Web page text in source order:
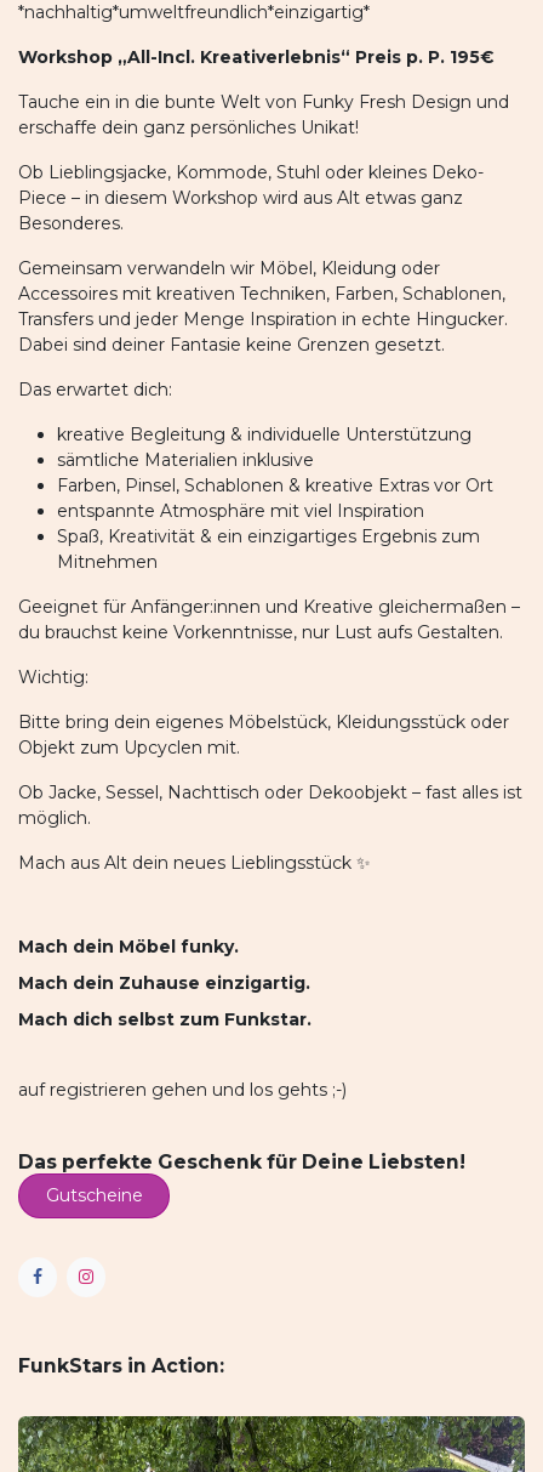
*nachhaltig*umweltfreundlich*einzigartig*
Workshop „All-Incl. Kreativerlebnis“ Preis p. P. 195€
Tauche ein in die bunte Welt von Funky Fresh Design und
erschaffe dein ganz persönliches Unikat!
Ob Lieblingsjacke, Kommode, Stuhl oder kleines Deko-
Piece – in diesem Workshop wird aus Alt etwas ganz
Besonderes.
Gemeinsam verwandeln wir Möbel, Kleidung oder
Accessoires mit kreativen Techniken, Farben, Schablonen,
Transfers und jeder Menge Inspiration in echte Hingucker.
Dabei sind deiner Fantasie keine Grenzen gesetzt.
Das erwartet dich:
kreative Begleitung & individuelle Unterstützung
sämtliche Materialien inklusive
Farben, Pinsel, Schablonen & kreative Extras vor Ort
entspannte Atmosphäre mit viel Inspiration
Spaß, Kreativität & ein einzigartiges Ergebnis zum
Mitnehmen
Geeignet für Anfänger:innen und Kreative gleichermaßen –
du brauchst keine Vorkenntnisse, nur Lust aufs Gestalten.
Wichtig:
Bitte bring dein eigenes Möbelstück, Kleidungsstück oder
Objekt zum Upcyclen mit.
Ob Jacke, Sessel, Nachttisch oder Dekoobjekt – fast alles ist
möglich.
Mach aus Alt dein neues Lieblingsstück ✨
Mach dein Möbel funky.
Mach dein Zuhause einzigartig.
Mach dich selbst zum Funkstar.
auf registrieren gehen und los gehts ;-)
Das perfekte Geschenk für Deine Liebsten!
Gutscheine
FunkStars in Action: